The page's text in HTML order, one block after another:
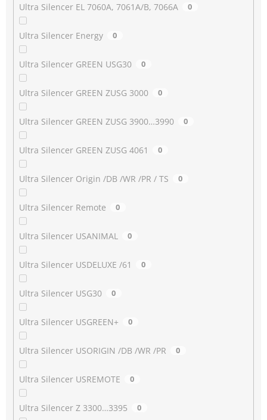
Ultra Silencer EL 7060A, 7061A/B, 7066A 0
Ultra Silencer Energy 0
Ultra Silencer GREEN USG30 0
Ultra Silencer GREEN ZUSG 3000 0
Ultra Silencer GREEN ZUSG 3900…3990 0
Ultra Silencer GREEN ZUSG 4061 0
Ultra Silencer Origin /DB /WR /PR / TS 0
Ultra Silencer Remote 0
Ultra Silencer USANIMAL 0
Ultra Silencer USDELUXE /61 0
Ultra Silencer USG30 0
Ultra Silencer USGREEN+ 0
Ultra Silencer USORIGIN /DB /WR /PR 0
Ultra Silencer USREMOTE 0
Ultra Silencer Z 3300…3395 0